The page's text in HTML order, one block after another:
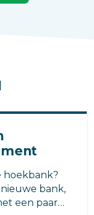
hoekbank?
bank,
een paar